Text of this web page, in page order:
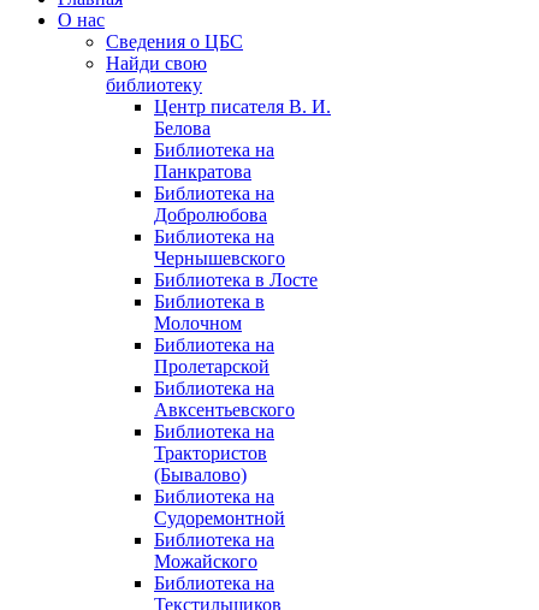
О нас
Сведения о ЦБС
Найди свою
библиотеку
Центр писателя В. И.
Белова
Библиотека на
Панкратова
Библиотека на
Добролюбова
Библиотека на
Чернышевского
Библиотека в Лосте
Библиотека в
Молочном
Библиотека на
Пролетарской
Библиотека на
Авксентьевского
Библиотека на
Трактористов
(Бывалово)
Библиотека на
Судоремонтной
Библиотека на
Можайского
Библиотека на
Текстильщиков